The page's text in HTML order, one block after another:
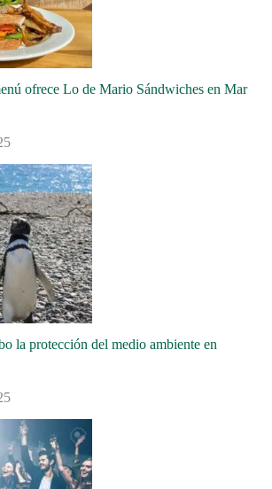
ofrece Lo de Mario Sándwiches en Mar
la protección del medio ambiente en